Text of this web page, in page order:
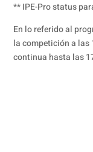
** IPE-Pro status
En lo referido al
la competición a las
continua hasta las